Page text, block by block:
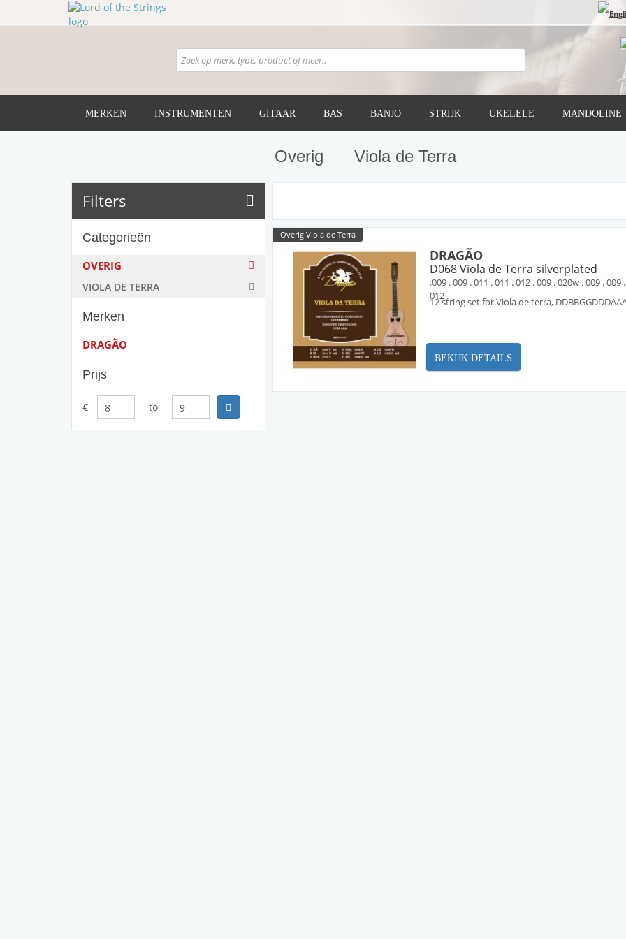
MERKEN INSTRUMENTEN GITAAR BAS BANJO STRIJK UKELELE MANDOLINE
Overig Viola de Terra
Filters
Categorieën
OVERIG
VIOLA DE TERRA
Merken
DRAGÃO
Prijs
€ to
Overig Viola de Terra
DRAGÃO
D068 Viola de Terra silverplated
.009 . 009 . 011 . 011 . 012 . 009 . 020w . 009 . 009
012 .
12 string set for Viola de terra,
BEKIJK DETAILS